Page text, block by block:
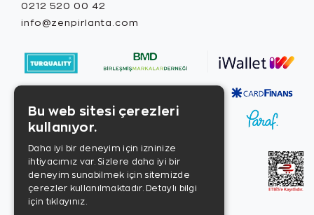
0212 520 00 42
info@zenpirlanta.com
Bu web sitesi çerezleri
kullanıyor.
Daha iyi bir deneyim için izninize
ihtiyacımız var. Sizlere daha iyi bir
deneyim sunabilmek için sitemizde
çerezler kullanılmaktadır. Detaylı bilgi
için tıklayınız.